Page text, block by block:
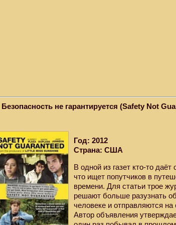
Безопасность не гарантируется (Safety Not
Год: 2012
Страна: США
В одной из газет кто-то даёт
что ищет попутчиков в
времени. Для статьи трое
решают больше разузнать
человеке и отправляются на
Автор объявления